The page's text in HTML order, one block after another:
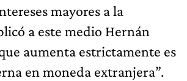
mayores a la
a este medio Hernán
aumenta estrictamente es
en moneda extranjera”.